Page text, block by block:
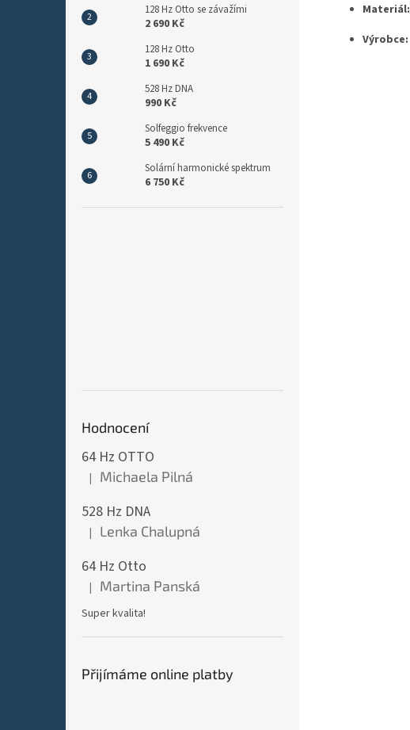
128 Hz Otto se závažími
2 690 Kč
128 Hz Otto
1 690 Kč
528 Hz DNA
990 Kč
Solfeggio frekvence
5 490 Kč
Solární harmonické spektrum
6 750 Kč
Hodnocení
64 Hz OTTO
Hodnocení produktu je 5 z 5 hvězdiček.
| Michaela Pilná
528 Hz DNA
Hodnocení produktu je 5 z 5 hvězdiček.
| Lenka Chalupná
64 Hz Otto
Hodnocení produktu je 5 z 5 hvězdiček.
| Martina Panská
Super kvalita!
Přijímáme online platby
Materiál:
Výrobce: